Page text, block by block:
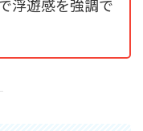
浮遊感を強調で